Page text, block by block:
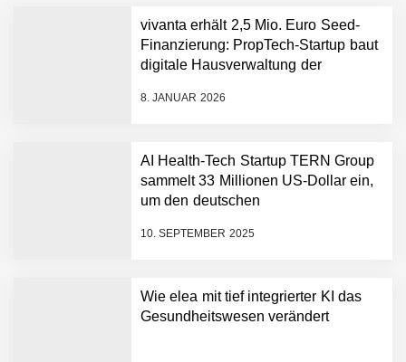
vivanta erhält 2,5 Mio. Euro Seed-
Finanzierung: PropTech-Startup baut
digitale Hausverwaltung der
8. JANUAR 2026
AI Health-Tech Startup TERN Group
sammelt 33 Millionen US-Dollar ein,
um den deutschen
10. SEPTEMBER 2025
Wie elea mit tief integrierter KI das
Gesundheitswesen verändert
vivanta erhält 2,5 Mio.
PropTech-Startup baut
AI Health-Tech Startup
TERN Group sammelt 33